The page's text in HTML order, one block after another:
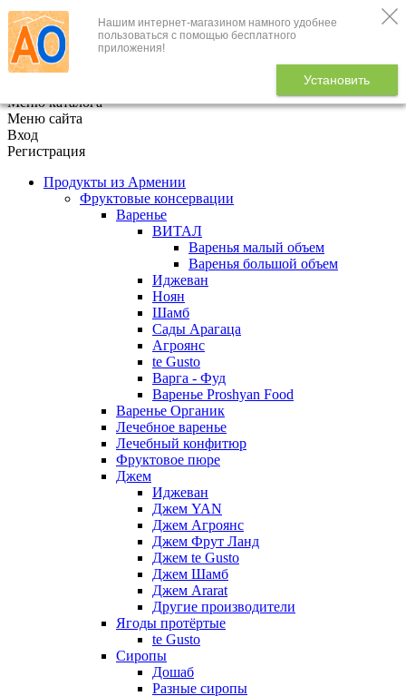
Нашим интернет-магазином намного удобнее
пользоваться с помощью бесплатного
приложения!
Установить
+7 (495) 646-888-1
В корзине
Меню каталога
Меню сайта
Вход
Регистрация
Продукты из Армении
Фруктовые консервации
Варенье
ВИТАЛ
Варенья малый объем
Варенья большой объем
Иджеван
Ноян
Шамб
Сады Арагаца
Агроянс
te Gusto
Варга - Фуд
Варенье Proshyan Food
Варенье Органик
Лечебное варенье
Лечебный конфитюр
Фруктовое пюре
Джем
Иджеван
Джем YAN
Джем Агроянс
Джем Фрут Ланд
Джем te Gusto
Джем Шамб
Джем Ararat
Другие производители
Ягоды протёртые
te Gusto
Сиропы
Дошаб
Разные сиропы